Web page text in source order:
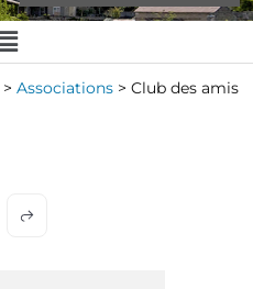
> Associations > Club des amis